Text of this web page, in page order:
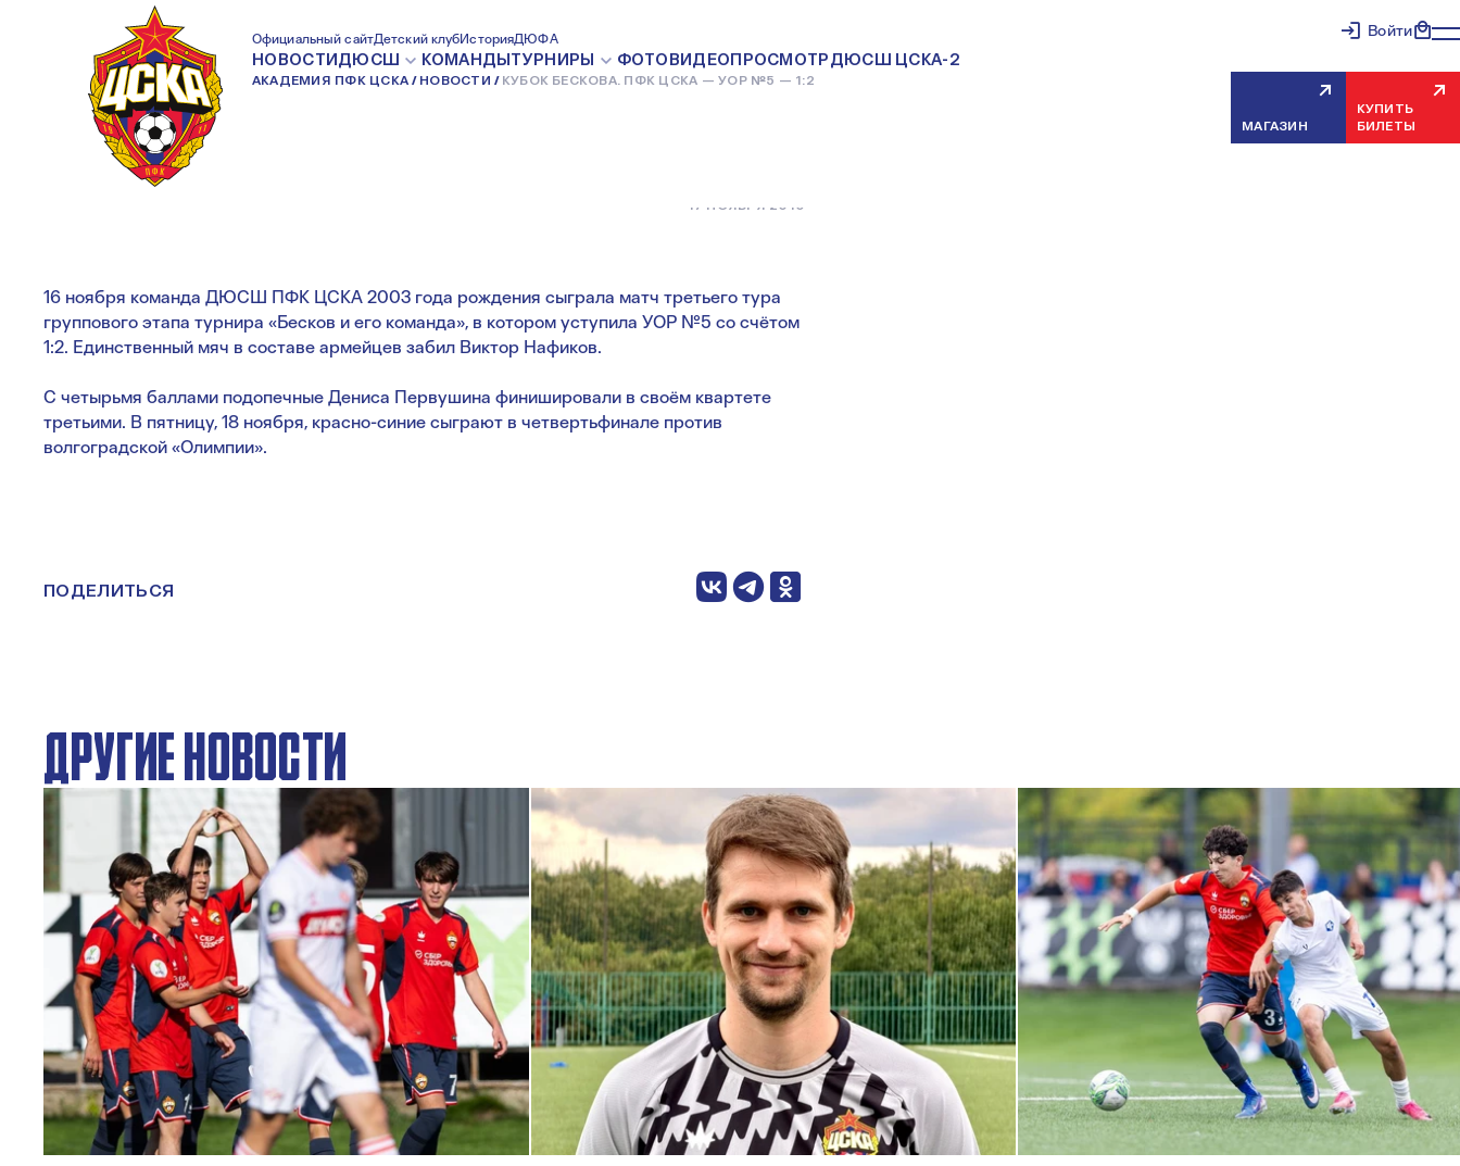
Официальный сайтДетский клубИсторияДЮФА
НОВОСТИДЮСШ КОМАНДЫТУРНИРЫ ФОТОВИДЕОПРОСМОТРДЮСШ ЦСКА-2
АКАДЕМИЯ ПФК ЦСКА НОВОСТИ КУБОК БЕСКОВА. ПФК ЦСКА — УОР №5 — 1:2
Войти
МАГАЗИН
КУПИТЬ
БИЛЕТЫ
КУБОК БЕСКОВА. ПФК ЦСКА
— УОР №5 — 1:2
17 НОЯБРЯ 2016
16 ноября команда ДЮСШ ПФК ЦСКА 2003 года рождения сыграла матч третьего тура
группового этапа турнира «Бесков и его команда», в котором уступила УОР №5 со счётом
1:2. Единственный мяч в составе армейцев забил Виктор Нафиков.
С четырьмя баллами подопечные Дениса Первушина финишировали в своём квартете
третьими. В пятницу, 18 ноября, красно-синие сыграют в четвертьфинале против
волгоградской «Олимпии».
ПОДЕЛИТЬСЯ
ДРУГИЕ НОВОСТИ
ЮФЛ: Московское дерби на «Октябре»
3 АВГУСТА 2026 14:15
С возвращением в родной клуб, Антон Александрович!
27 ИЮЛЯ 2026 14:40
ЮФЛ: Армейцы приняли «Чертаново»